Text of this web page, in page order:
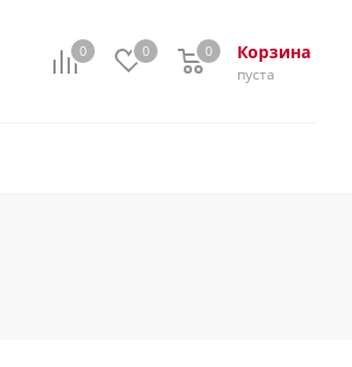
0 0 Корзина
0
пуста
0